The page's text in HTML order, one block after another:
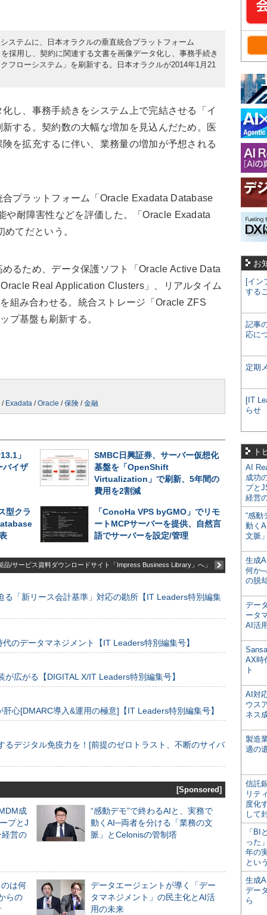
ステムに、日本オラクルの垂直統合プラットフォーム
採用し、契約に関連する文書を画像データ化し、事務手続き
フローシステム」を刷新する。日本オラクルが2014年1月21
し、事務手続きをシステム上で完結させる「イ
する。契約数の大幅な増加を見込んだため。医
を拡充するに伴い、業務量の増加が予想される
プラットフォーム「Oracle Exadata Database
や耐障害性などを評価した。「Oracle Exadata
てだという。
るため、データ保護ソフト「Oracle Active Data
Real Application Clusters」、リアルタイム
組み合わせる。統合ストレージ「Oracle ZFS
プ基盤も刷新する。
/ Exadata /Oracle /保険 /金融
」
バイザ
SMBC日興証券、サーバー仮想化
基盤を「OpenShift
Virtualization」で刷新、5年間の
費用を2割減
型クラ
「ConoHa VPS byGMO」でリモ
ートMCPサーバーを提供、自然言
語でサーバーを設定/管理
品/サービス資料ダウンロードサイト「Impress Business Library」へ」
「新リース会計基準」対応の勘所【IT Leaders特別編集
のデータマネジメント【IT Leaders特別編集号】
広がる【DIGITAL X/IT Leaders特別編集号】
心[DMARC導入&運用の極意]【IT Leaders特別編集号】
デジタル免疫力を！[前提のゼロトラスト、不断のサイバ
[Sponsored]
成
プとJ
営の
“感動デモ”で終わるAIと、実務で
動くAI─両者を分ける「業務の文
脈」とCelonisの管制塔
は何
らの
データエージェントが導く「デー
タマネジメント」の民主化とAI活
用の未来
お
[イン
する
記事
応に
定期
[IT
らせ
ト
AI
成功
プと
経営
“感動
動く
文脈
生成
何か
の脱
デー
ータ
AI活
AX時
ト
AI対
ウス
ネス
製造
適の
信託
リテ
度化
して
「BI
った
年の
とい
生成
デー
ら